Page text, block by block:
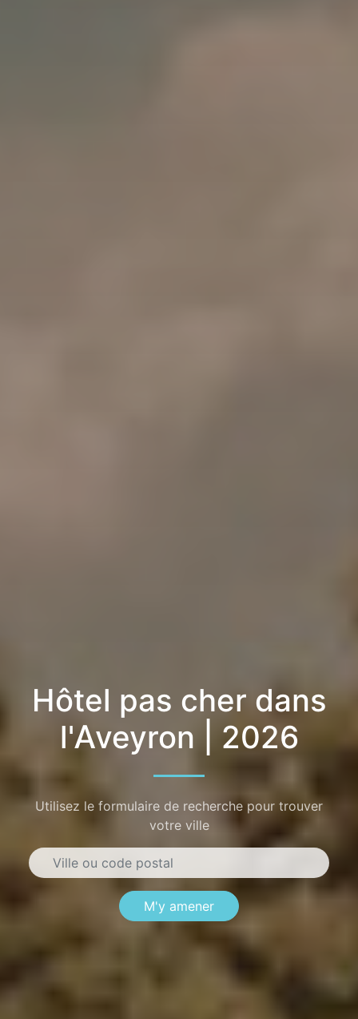
Hôtel pas cher dans
l'Aveyron | 2026
Utilisez le formulaire de recherche pour trouver
votre ville
M'y amener